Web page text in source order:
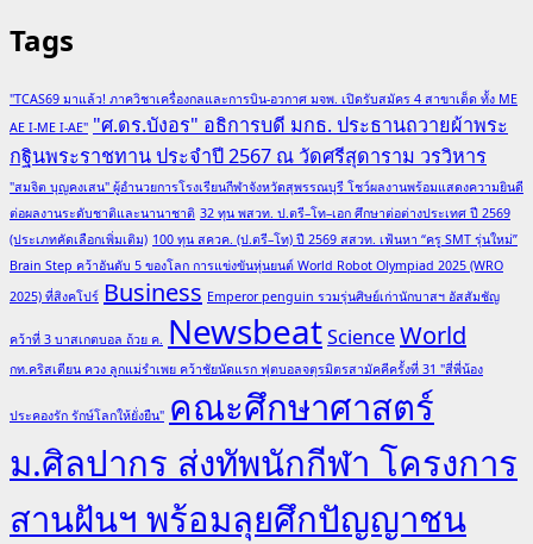
Tags
"TCAS69 มาแล้ว! ภาควิชาเครื่องกลและการบิน-อวกาศ มจพ. เปิดรับสมัคร 4 สาขาเด็ด ทั้ง ME
AE I-ME I-AE" "ศ.ดร.บังอร" อธิการบดี มกธ. ประธานถวายผ้าพระ
กฐินพระราชทาน ประจำปี 2567 ณ วัดศรีสุดาราม วรวิหาร
"สมจิต บุญคงเสน" ผู้อำนวยการโรงเรียนกีฬาจังหวัดสุพรรณบุรี โชว์ผลงานพร้อมแสดงความยินดี
ต่อผลงานระดับชาติและนานาชาติ 32 ทุน พสวท. ป.ตรี–โท–เอก ศึกษาต่อต่างประเทศ ปี 2569
(ประเภทคัดเลือกเพิ่มเติม) 100 ทุน สควค. (ป.ตรี–โท) ปี 2569 สสวท. เฟ้นหา “ครู SMT รุ่นใหม่”
Brain Step คว้าอันดับ 5 ของโลก การแข่งขันหุ่นยนต์ World Robot Olympiad 2025 (WRO
2025) ที่สิงคโปร์ Business Emperor penguin รวมรุ่นศิษย์เก่านักบาสฯ อัสสัมชัญ
คว้าที่ 3 บาสเกตบอล ถ้วย ค. NewsbeatScienceWorld
กท.คริสเตียน ควง ลูกแม่รำเพย คว้าชัยนัดแรก ฟุตบอลจตุรมิตรสามัคคีครั้งที่ 31 "สี่พี่น้อง
ประคองรัก รักษ์โลกให้ยั่งยืน" คณะศึกษาศาสตร์
ม.ศิลปากร ส่งทัพนักกีฬา โครงการ
สานฝันฯ พร้อมลุยศึกปัญญาชน